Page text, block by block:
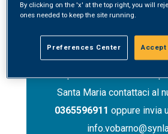
Contatti
Per prenotare un servizio
Santa Maria contattaci al
0365596911 oppure invia
By clicking on the 'x' at the top right, you will
ones needed to keep the site running.
Preferences Center Accept